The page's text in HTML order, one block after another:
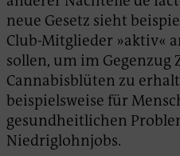
neue Gesetz sieht
Club-Mitglieder »aktiv«
sollen, um im Gegenzug
Cannabisblüten zu
beispielsweise für
gesundheitlichen
Niedriglohnjobs.